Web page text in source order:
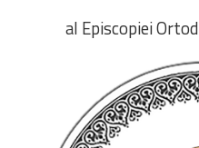
al Episcopiei